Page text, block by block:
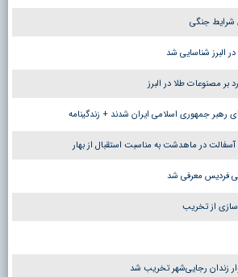
شرایط جنگی
بر مصنوعات طلا در البرز
رهبر جمهوری اسلامی ایران شدند + زندگینامه
در ماهدشت به مناسبت استقبال از بهار
فردیس معرفی شد
از تخریب
زندان رجایی‌شهر تخریب شد